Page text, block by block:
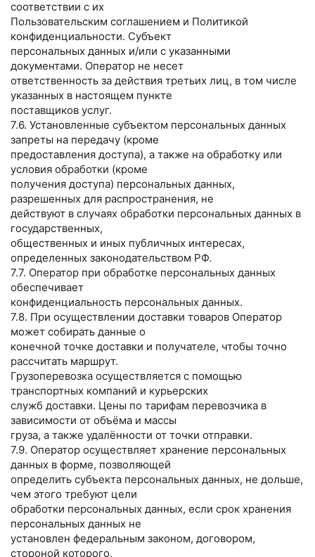
соответствии с их
Пользовательским соглашением и Политикой
конфиденциальности. Субъект
персональных данных и/или с указанными
документами. Оператор не несет
ответственность за действия третьих лиц, в том числе
указанных в настоящем пункте
поставщиков услуг.
7.6. Установленные субъектом персональных данных
запреты на передачу (кроме
предоставления доступа), а также на обработку или
условия обработки (кроме
получения доступа) персональных данных,
разрешенных для распространения, не
действуют в случаях обработки персональных данных в
государственных,
общественных и иных публичных интересах,
определенных законодательством РФ.
7.7. Оператор при обработке персональных данных
обеспечивает
конфиденциальность персональных данных.
7.8. При осуществлении доставки товаров Оператор
может собирать данные о
конечной точке доставки и получателе, чтобы точно
рассчитать маршрут.
Грузоперевозка осуществляется с помощью
транспортных компаний и курьерских
служб доставки. Цены по тарифам перевозчика в
зависимости от объёма и массы
груза, а также удалённости от точки отправки.
7.9. Оператор осуществляет хранение персональных
данных в форме, позволяющей
определить субъекта персональных данных, не дольше,
чем этого требуют цели
обработки персональных данных, если срок хранения
персональных данных не
установлен федеральным законом, договором,
стороной которого,